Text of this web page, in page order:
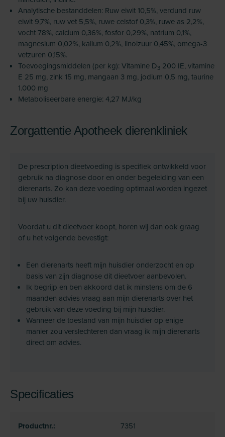
Analytische bestanddelen: Ruw eiwit 10,5%, verdund ruw
eiwit 9,7%, ruw vet 5,5%, ruwe celstof 0,3%, ruwe as 2,2%,
vocht 78%, calcium 0,36%, fosfor 0,29%, natrium 0,1%,
magnesium 0,02%, kalium 0,2%, linolzuur 0,45%, omega-3
vetzuren 0,15%.
Toevoegingsmiddelen (per kg): Vitamine D3 200 IE, vitamine
E 25 mg, zink 15 mg, mangaan 3 mg, jodium 0,5 mg, taurine
1.000 mg
Metaboliseerbare energie: 4,27 MJ/kg
Zorgattentie Apotheek dierenkliniek
De prescription dieetvoeding is specifiek ontwikkeld voor
gebruik na diagnose door en onder begeleiding van een
dierenarts. Zo kan deze voeding optimaal worden ingezet
bij uw huisdier.
Voordat u dit dieetvoer koopt, horen wij dan ook graag
of u het volgende bevestigt:
Een dierenarts heeft mijn huisdier onderzocht en op
basis van zijn diagnose dit dieetvoer aanbevolen.
Ik begrijp en ben akkoord dat ik minstens om de 6
maanden advies vraag aan mijn dierenarts over het
gebruik van deze voeding bij mijn huisdier.
Wanneer de toestand van mijn huisdier op enige
manier zou verslechteren dan vraag ik mijn dierenarts
direct om advies.
Specificaties
Productnr.: 7351